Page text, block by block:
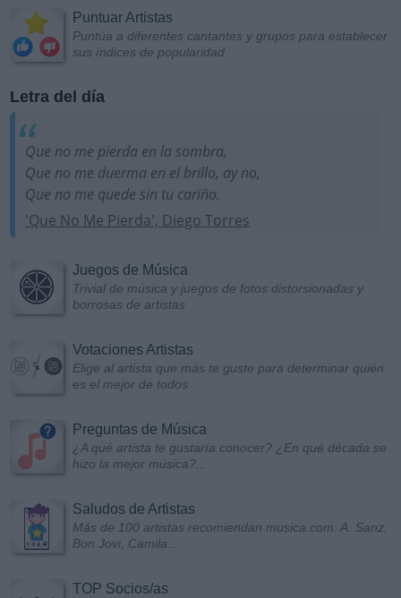
Puntuar Artistas
Puntúa a diferentes cantantes y grupos para establecer
sus índices de popularidad
Letra del día
Que no me pierda en la sombra,
Que no me duerma en el brillo, ay no,
Que no me quede sin tu cariño.
'Que No Me Pierda', Diego Torres
Juegos de Música
Trivial de música y juegos de fotos distorsionadas y
borrosas de artistas
Votaciones Artistas
Elige al artista que más te guste para determinar quién
es el mejor de todos
Preguntas de Música
¿A qué artista te gustaría conocer? ¿En qué década se
hizo la mejor música?...
Saludos de Artistas
Más de 100 artistas recomiendan musica.com: A. Sanz,
Bon Jovi, Camila...
TOP Socios/as